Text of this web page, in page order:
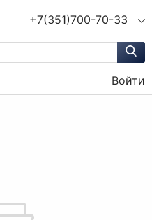
+7(351)700-70-33
Войти